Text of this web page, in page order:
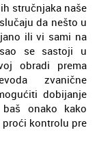
stručnjaka naše
da nešto u
ili vi sami na
se sastoji u
obradi prema
zvanične
dobijanje
onako kako
kontrolu pre